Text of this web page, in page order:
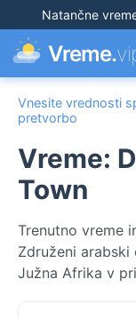
Natančne
Vreme.
Vnesite vrednosti
pretvorbo
Vreme:
Town
Trenutno vreme
Združeni arabski
Južna Afrika v